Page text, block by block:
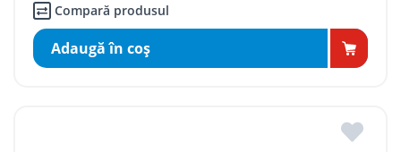
Compară produsul
Adaugă în coş